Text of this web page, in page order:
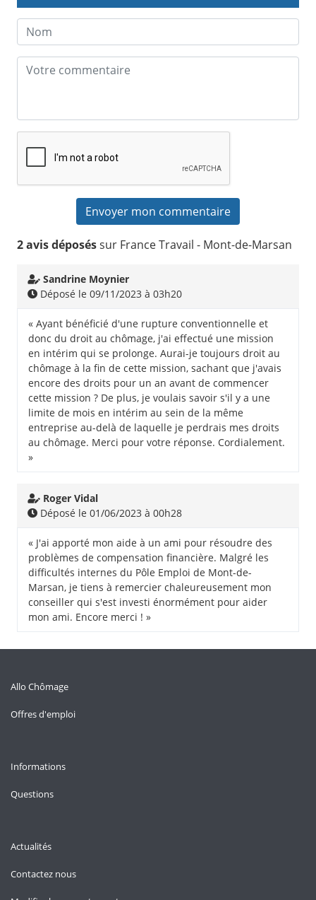
2 avis déposéssur France Travail - Mont-de-Marsan
Sandrine Moynier
Déposé le 09/11/2023 à 03h20
« Ayant bénéficié d'une rupture conventionnelle et
donc du droit au chômage, j'ai effectué une mission
en intérim qui se prolonge. Aurai-je toujours droit au
chômage à la fin de cette mission, sachant que j'avais
encore des droits pour un an avant de commencer
cette mission ? De plus, je voulais savoir s'il y a une
limite de mois en intérim au sein de la même
entreprise au-delà de laquelle je perdrais mes droits
au chômage. Merci pour votre réponse. Cordialement.
»
Roger Vidal
Déposé le 01/06/2023 à 00h28
« J'ai apporté mon aide à un ami pour résoudre des
problèmes de compensation financière. Malgré les
difficultés internes du Pôle Emploi de Mont-de-
Marsan, je tiens à remercier chaleureusement mon
conseiller qui s'est investi énormément pour aider
mon ami. Encore merci ! »
Allo Chômage
Offres d'emploi
Informations
Questions
Actualités
Contactez nous